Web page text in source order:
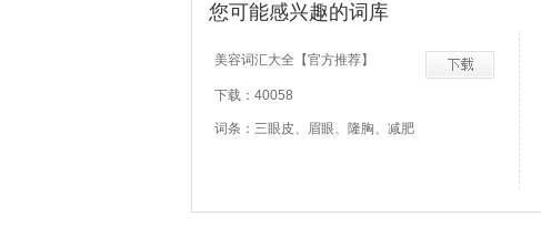
您可能感兴趣的词库
美容词汇大全【官方推荐】
下载：40058
词条：三眼皮、眉眼、隆胸、减肥